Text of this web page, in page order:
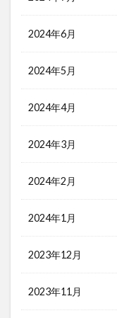
2024年6月
2024年5月
2024年4月
2024年3月
2024年2月
2024年1月
2023年12月
2023年11月